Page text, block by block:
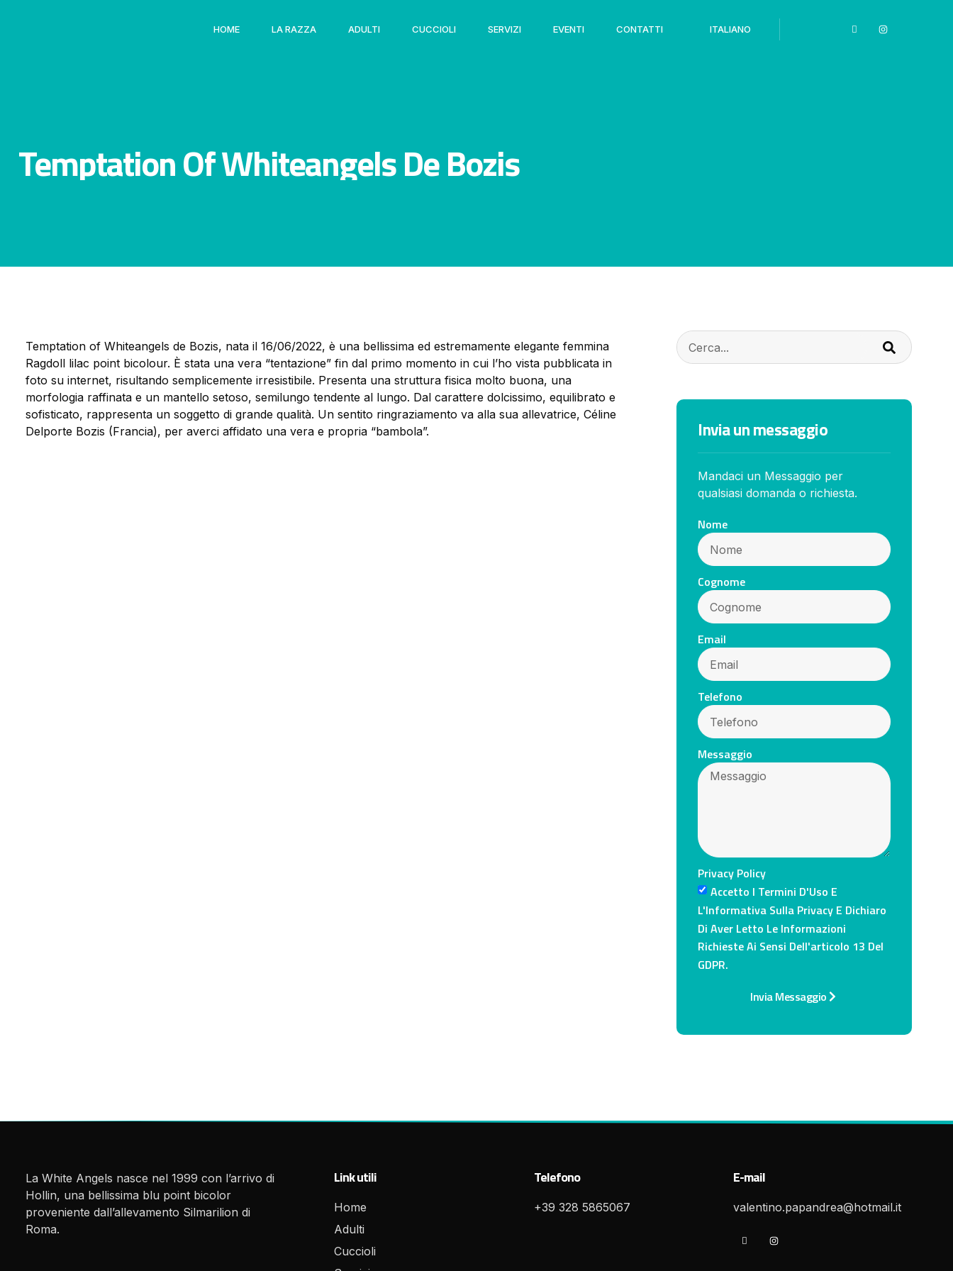
HOME LA RAZZA ADULTI CUCCIOLI SERVIZI EVENTI CONTATTI ITALIANO
Temptation Of Whiteangels De Bozis
Temptation of Whiteangels de Bozis, nata il 16/06/2022, è una bellissima ed estremamente elegante femmina
Ragdoll lilac point bicolour. È stata una vera “tentazione” fin dal primo momento in cui l’ho vista pubblicata in
foto su internet, risultando semplicemente irresistibile. Presenta una struttura fisica molto buona, una
morfologia raffinata e un mantello setoso, semilungo tendente al lungo. Dal carattere dolcissimo, equilibrato e
sofisticato, rappresenta un soggetto di grande qualità. Un sentito ringraziamento va alla sua allevatrice, Céline
Delporte Bozis (Francia), per averci affidato una vera e propria “bambola”.
Invia un messaggio
Mandaci un Messaggio per
qualsiasi domanda o richiesta.
Nome
Cognome
Email
Telefono
Messaggio
Privacy Policy
Accetto I Termini D'Uso E
L'Informativa Sulla Privacy E Dichiaro
Di Aver Letto Le Informazioni
Richieste Ai Sensi Dell'articolo 13 Del
GDPR.
Invia Messaggio
La White Angels nasce nel 1999 con l’arrivo di
Hollin, una bellissima blu point bicolor
proveniente dall’allevamento Silmarilion di
Roma.
Link utili
Home
Adulti
Cuccioli
Telefono
+39 328 5865067
E-mail
valentino.papandrea@hotmail.it